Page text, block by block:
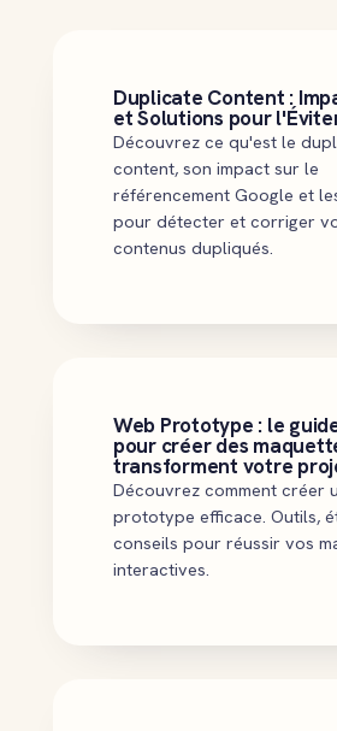
Duplicate Content :
et Solutions pour
Découvrez ce qu'est le
content, son impact sur le
référencement Google et
pour détecter et corriger
contenus dupliqués.
Web Prototype : le
pour créer des
transforment votre
Découvrez comment créer
prototype efficace. Outils,
conseils pour réussir vos
interactives.